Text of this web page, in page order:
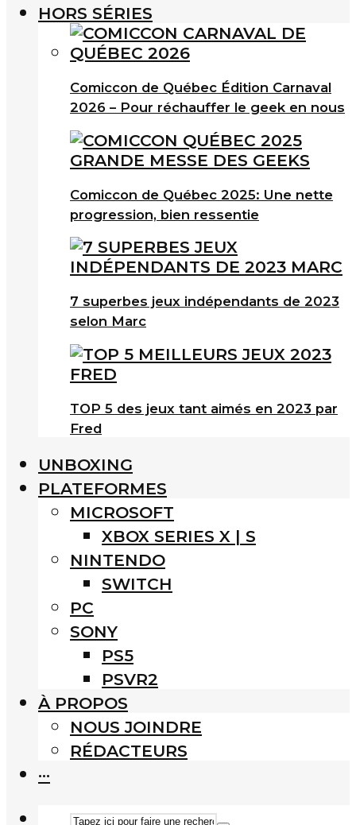
HORS SÉRIES
Comiccon de Québec Édition Carnaval
2026 – Pour réchauffer le geek en nous
Comiccon de Québec 2025: Une nette
progression, bien ressentie
7 superbes jeux indépendants de 2023
selon Marc
TOP 5 des jeux tant aimés en 2023 par
Fred
UNBOXING
PLATEFORMES
MICROSOFT
XBOX SERIES X | S
NINTENDO
SWITCH
PC
SONY
PS5
PSVR2
À PROPOS
NOUS JOINDRE
RÉDACTEURS
···